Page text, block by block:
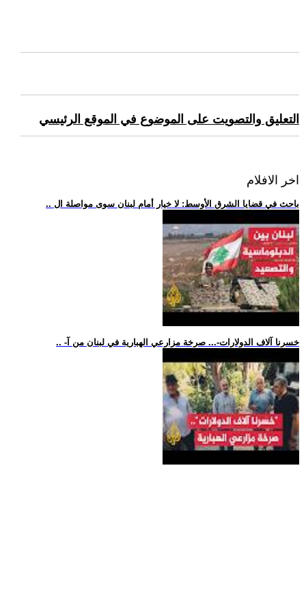
التعليق والتصويت على الموضوع في الموقع الرئيسي
اخر الافلام
.. باحث في قضايا الشرق الأوسط: لا خيار أمام لبنان سوى مواصلة ال
.. -خسرنا آلاف الدولارات-... صرخة مزارعي الهبارية في لبنان من آ